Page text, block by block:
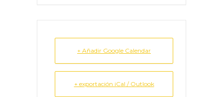
+ Añadir Google Calendar
+ exportación iCal / Outlook